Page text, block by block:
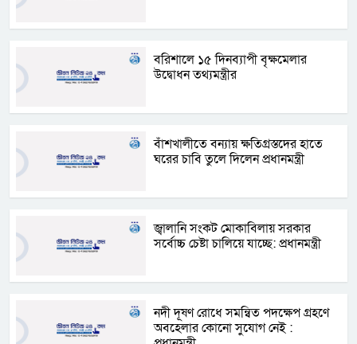
বরিশালে ১৫ দিনব্যাপী বৃক্ষমেলার
উদ্বোধন তথ্যমন্ত্রীর
বাঁশখালীতে বন্যায় ক্ষতিগ্রস্তদের হাতে
ঘরের চাবি তুলে দিলেন প্রধানমন্ত্রী
জ্বালানি সংকট মোকাবিলায় সরকার
সর্বোচ্চ চেষ্টা চালিয়ে যাচ্ছে: প্রধানমন্ত্রী
নদী দূষণ রোধে সমন্বিত পদক্ষেপ গ্রহণে
অবহেলার কোনো সুযোগ নেই :